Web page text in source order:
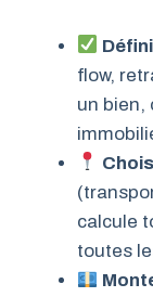
flow,
un bien,
calcule
toutes